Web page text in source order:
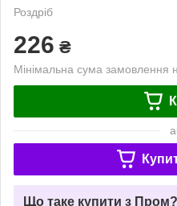
Роздріб
226 ₴
Мінімальна сума замовлення
Що таке купити з Пром?